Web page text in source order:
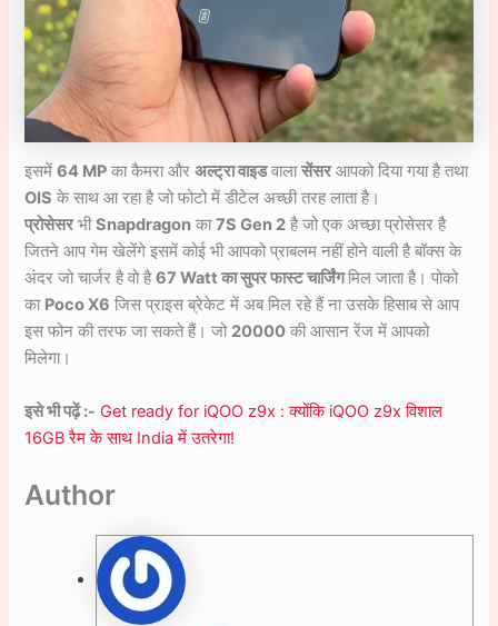
इसमें64 MP का कैमरा औरअल्ट्रा वाइडवालासेंसरआपको दिया गया है तथा
OIS के साथ आ रहा है जो फोटो में डीटेल अच्छी तरह लाता है।
प्रोसेसरभीSnapdragon का7S Gen 2 है जो एक अच्छा प्रोसेसर है
जितने आप गेम खेलेंगे इसमें कोई भी आपको प्राबलम नहीं होने वाली है बॉक्स के
अंदर जो चार्जर है वो है67 Watt का सुपर फास्ट चार्जिंगमिल जाता है। पोको
का Poco X6 जिस प्राइस ब्रेकेट में अब मिल रहे हैं ना उसके हिसाब से आप
इस फोन की तरफ जा सकते हैं। जो 20000 की आसान रेंज में आपको
मिलेगा।
इसे भी पढ़ें :- Get ready for iQOO z9x : क्योंकि iQOO z9x विशाल
16GB रैम के साथ India में उतरेगा!
Author